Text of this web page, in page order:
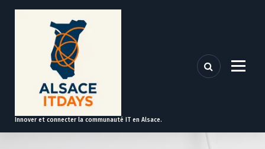
t
Innover et connecter la communauté IT en Alsace.